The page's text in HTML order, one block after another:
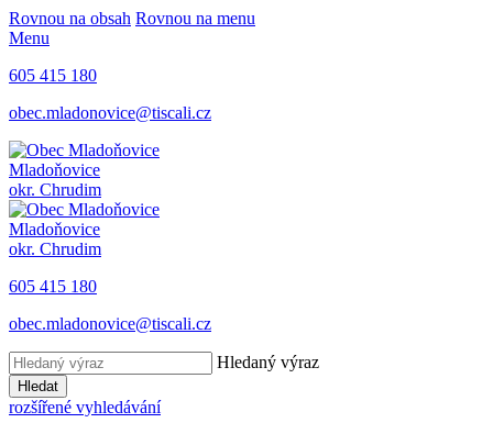
Rovnou na obsah Rovnou na menu
Menu
605 415 180
obec.mladonovice@tiscali.cz
Mladoňovice
okr. Chrudim
Mladoňovice
okr. Chrudim
605 415 180
obec.mladonovice@tiscali.cz
Hledaný výraz
Hledat
rozšířené vyhledávání